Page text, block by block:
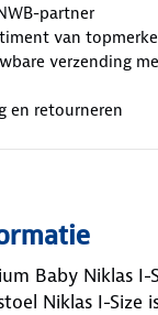
partner
van
verzending
en retourneren
Baby Niklas I-
Niklas I-Size